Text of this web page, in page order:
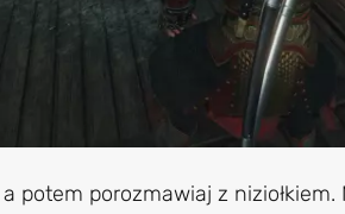
potem porozmawiaj z niziołkiem.